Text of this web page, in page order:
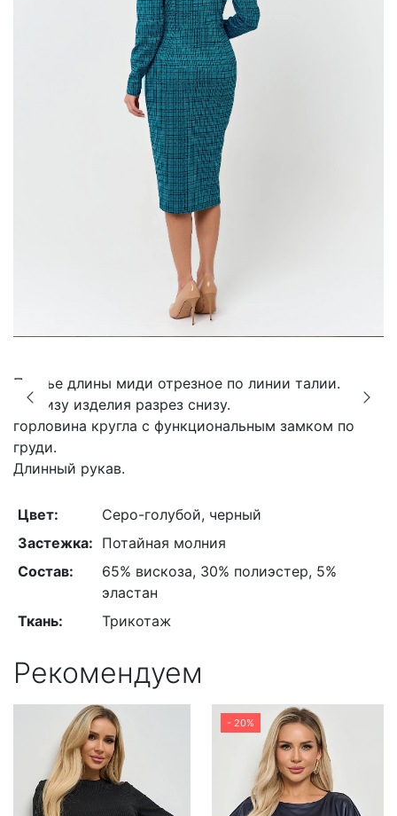
Платье длины миди отрезное по линии талии.
По низу изделия разрез снизу.
горловина кругла с функциональным замком по
груди.
Длинный рукав.
Цвет:
Серо-голубой, черный
Застежка: Потайная молния
Состав:
65% вискоза, 30% полиэстер, 5%
эластан
Ткань:
Трикотаж
Рекомендуем
- 20%